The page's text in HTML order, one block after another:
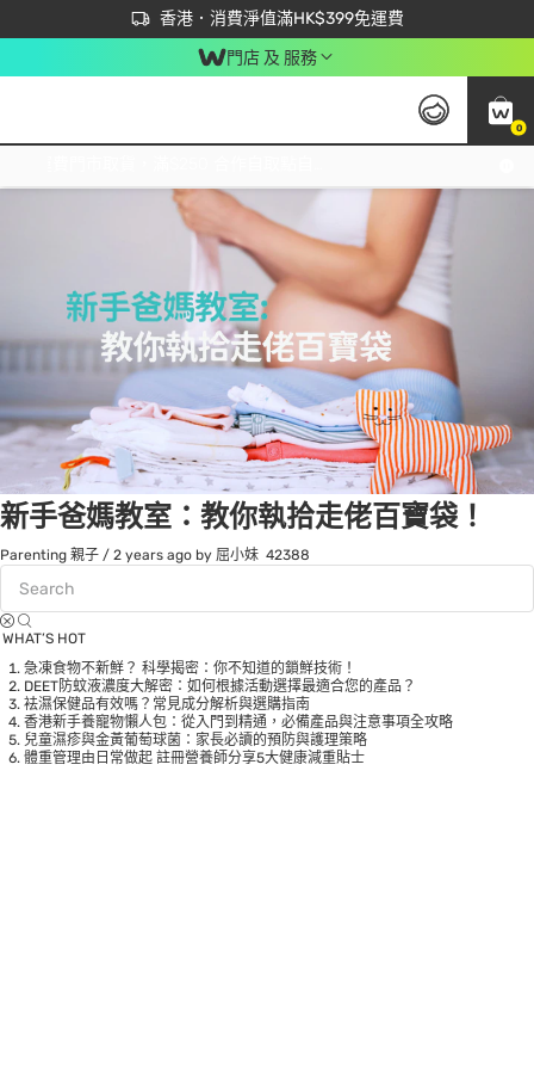
香港．消費淨值滿HK$399免運費
立即成為易賞錢會員盡享獨家優惠
首次APP下單買滿$450 輸入 NEWAPP 即減$50
門店 及 服務
0
Tag:走佬袋1 item(s) found
新手爸媽教室：教你執拾走佬百寶袋！
Parenting 親子 / 2 years ago by 屈小妹 42388
WHAT’S HOT
急凍食物不新鮮？ 科學揭密：你不知道的鎖鮮技術！
DEET防蚊液濃度大解密：如何根據活動選擇最適合您的產品？
袪濕保健品有效嗎？常見成分解析與選購指南
香港新手養寵物懶人包：從入門到精通，必備產品與注意事項全攻略
兒童濕疹與金黃葡萄球菌：家長必讀的預防與護理策略
體重管理由日常做起 註冊營養師分享5大健康減重貼士